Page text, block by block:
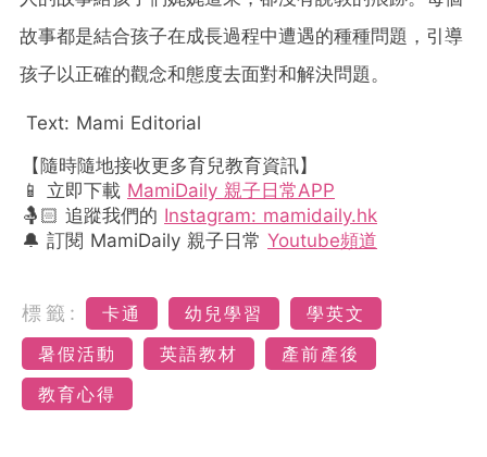
故事都是結合孩子在成長過程中遭遇的種種問題，引導
孩子以正確的觀念和態度去面對和解決問題。
Text: Mami Editorial
【隨時隨地接收更多育兒教育資訊】
📱 立即下載 MamiDaily 親子日常APP
🤱🏻 追蹤我們的 Instagram: mamidaily.hk
🔔 訂閱 MamiDaily 親子日常 Youtube頻道
標籤: 卡通 幼兒學習
學英文
暑假活動
英語教材
產前產後
教育心得